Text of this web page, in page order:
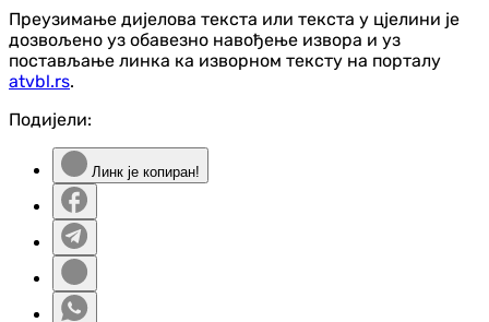
Преузимање дијелова текста или текста у цјелини је
дозвољено уз обавезно навођење извора и уз
постављање линка ка изворном тексту на порталу
atvbl.rs.
Подијели:
Линк је копиран!